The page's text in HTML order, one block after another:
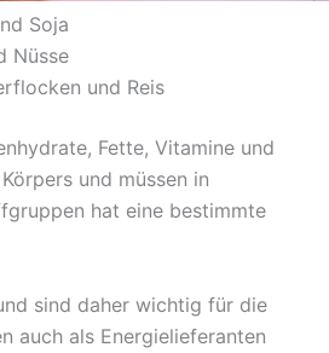
Soja
Nüsse
und Reis
Fette, Vitamine und
und müssen in
hat eine bestimmte
sind daher wichtig für die
auch als Energielieferanten